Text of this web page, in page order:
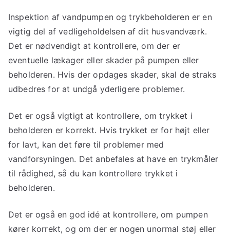
Inspektion af vandpumpen og trykbeholderen er en
vigtig del af vedligeholdelsen af dit husvandværk.
Det er nødvendigt at kontrollere, om der er
eventuelle lækager eller skader på pumpen eller
beholderen. Hvis der opdages skader, skal de straks
udbedres for at undgå yderligere problemer.
Det er også vigtigt at kontrollere, om trykket i
beholderen er korrekt. Hvis trykket er for højt eller
for lavt, kan det føre til problemer med
vandforsyningen. Det anbefales at have en trykmåler
til rådighed, så du kan kontrollere trykket i
beholderen.
Det er også en god idé at kontrollere, om pumpen
kører korrekt, og om der er nogen unormal støj eller